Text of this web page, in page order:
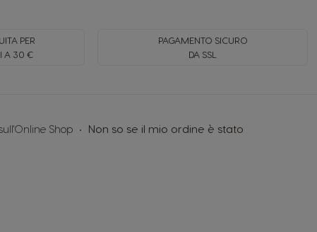
PER
A 30 €
PAGAMENTO SICURO
DA SSL
Shop
Non so se il mio ordine è stato